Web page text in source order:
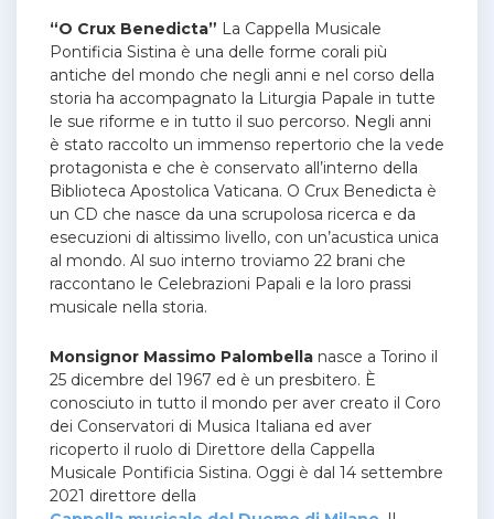
“O Crux Benedicta” La Cappella Musicale
Pontificia Sistina è una delle forme corali più
antiche del mondo che negli anni e nel corso della
storia ha accompagnato la Liturgia Papale in tutte
le sue riforme e in tutto il suo percorso. Negli anni
è stato raccolto un immenso repertorio che la vede
protagonista e che è conservato all’interno della
Biblioteca Apostolica Vaticana. O Crux Benedicta è
un CD che nasce da una scrupolosa ricerca e da
esecuzioni di altissimo livello, con un’acustica unica
al mondo. Al suo interno troviamo 22 brani che
raccontano le Celebrazioni Papali e la loro prassi
musicale nella storia.
Monsignor Massimo Palombella nasce a Torino il
25 dicembre del 1967 ed è un presbitero. È
conosciuto in tutto il mondo per aver creato il Coro
dei Conservatori di Musica Italiana ed aver
ricoperto il ruolo di Direttore della Cappella
Musicale Pontificia Sistina. Oggi è dal 14 settembre
2021 direttore della